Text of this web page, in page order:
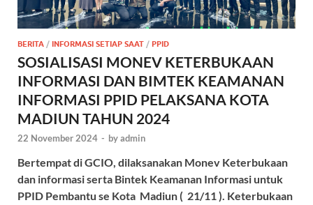
BERITA / INFORMASI SETIAP SAAT / PPID
SOSIALISASI MONEV KETERBUKAAN
INFORMASI DAN BIMTEK KEAMANAN
INFORMASI PPID PELAKSANA KOTA
MADIUN TAHUN 2024
22 November 2024 - byadmin
Bertempat di GCIO, dilaksanakan Monev Keterbukaan
dan informasi serta Bintek Keamanan Informasi untuk
PPID Pembantu se Kota Madiun ( 21/11 ). Keterbukaan